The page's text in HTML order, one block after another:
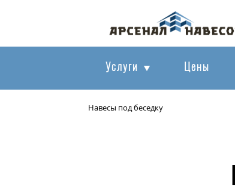
Услуги Цены
Навесы под беседку